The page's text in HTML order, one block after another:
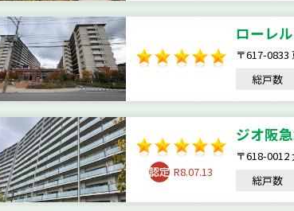
ローレ
〒617-0833
総戸数
R8.07.13
ジオ阪
〒618-0012
総戸数